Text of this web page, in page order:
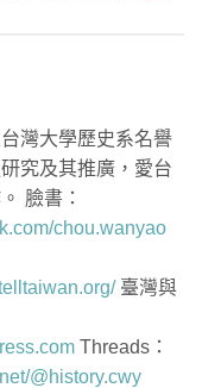
灣大學歷史系名譽
究及其推廣，愛台
臉書：
chou.wanyao
臺灣與
Threads：
@history.cwy